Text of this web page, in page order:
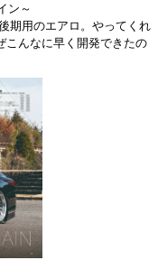
ン～
期用のエアロ。やってくれ
こんなに早く開発できたの